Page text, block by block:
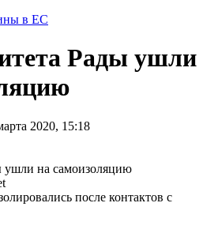
в ЕС
Рады ушли
2020, 15:18
после контактов с